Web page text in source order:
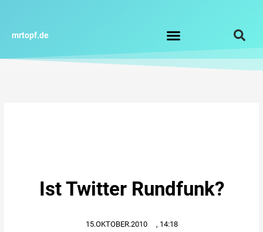
springen
mrtopf.de
Ist Twitter Rundfunk?
15.OKTOBER.2010 , 14:18